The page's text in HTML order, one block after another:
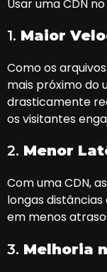
Usar uma CDN
1. Maior
Como os
mais próximo do
drasticamente
os visitantes
2. Menor
Com uma CDN,
longas
em menos
3. Melhoria